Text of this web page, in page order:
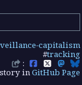
capitalism
#tracking
:
inGitHub Page